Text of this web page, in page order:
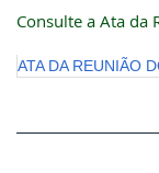
Consulte a Ata da
ATA DA REUNIÃO